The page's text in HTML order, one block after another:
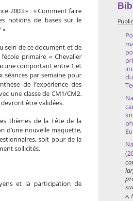
2003 » : « Comment faire
notions de bases sur le
»
sein de ce document et de
primaire « Chevalier
comportant entre 1 et
par semaine pour
de l’expérience des
une classe de CM1/CM2.
devront être validées.
thèmes de la Fête de la
d’une nouvelle maquette,
soit pour de la
sollicités.
et la participation de
»,